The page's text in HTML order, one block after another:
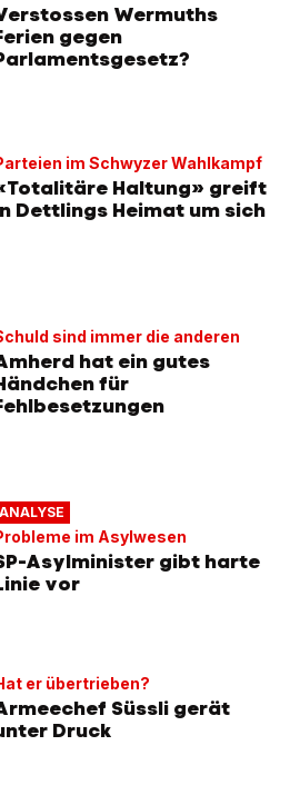
Wermuths
gegen
im Schwyzer Wahlkampf
Haltung» greift
Dettlings Heimat um sich
sind immer die anderen
hat ein gutes
für
ANALYSE
im Asylwesen
Asylminister gibt harte
vor
er übertrieben?
Süssli gerät
Druck